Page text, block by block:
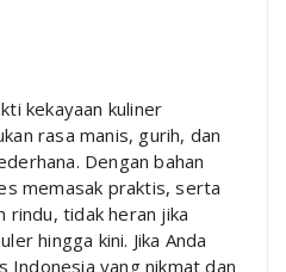
kekayaan kuliner
rasa manis, gurih, dan
Dengan bahan
memasak praktis, serta
rindu, tidak heran jika
hingga kini. Jika Anda
Indonesia yang nikmat dan